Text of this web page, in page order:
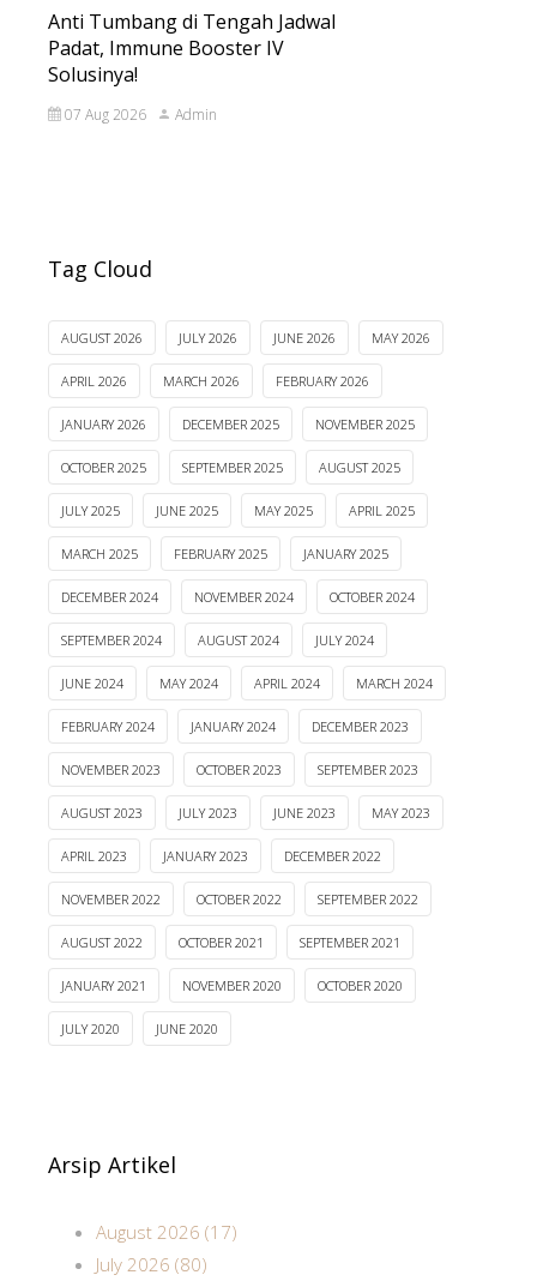
Anti Tumbang di Tengah Jadwal
Padat, Immune Booster IV
Solusinya!
07 Aug 2026 Admin
Tag Cloud
AUGUST 2026 JULY 2026 JUNE 2026 MAY 2026
APRIL 2026 MARCH 2026 FEBRUARY 2026
JANUARY 2026 DECEMBER 2025 NOVEMBER 2025
OCTOBER 2025 SEPTEMBER 2025 AUGUST 2025
JULY 2025 JUNE 2025 MAY 2025 APRIL 2025
MARCH 2025 FEBRUARY 2025 JANUARY 2025
DECEMBER 2024 NOVEMBER 2024 OCTOBER 2024
SEPTEMBER 2024 AUGUST 2024 JULY 2024
JUNE 2024 MAY 2024 APRIL 2024 MARCH 2024
FEBRUARY 2024 JANUARY 2024 DECEMBER 2023
NOVEMBER 2023 OCTOBER 2023 SEPTEMBER 2023
AUGUST 2023 JULY 2023 JUNE 2023 MAY 2023
APRIL 2023 JANUARY 2023 DECEMBER 2022
NOVEMBER 2022 OCTOBER 2022 SEPTEMBER 2022
AUGUST 2022 OCTOBER 2021 SEPTEMBER 2021
JANUARY 2021 NOVEMBER 2020 OCTOBER 2020
JULY 2020 JUNE 2020
Arsip Artikel
August 2026 (17)
July 2026 (80)